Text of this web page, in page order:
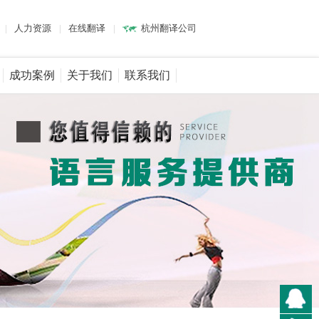
| 人力资源 | 在线翻译 | 杭州翻译公司
成功案例 关于我们 联系我们